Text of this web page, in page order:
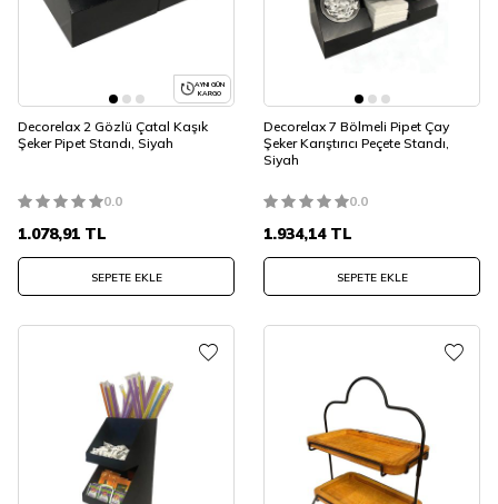
AYNI GÜN
KARGO
Decorelax 2 Gözlü Çatal Kaşık
Şeker Pipet Standı, Siyah
0.0
1.078,91 TL
SEPETE EKLE
Decorelax 7 Bölmeli Pipet Çay
Şeker Karıştırıcı Peçete Standı,
Siyah
0.0
1.934,14TL
SEPETE EKLE